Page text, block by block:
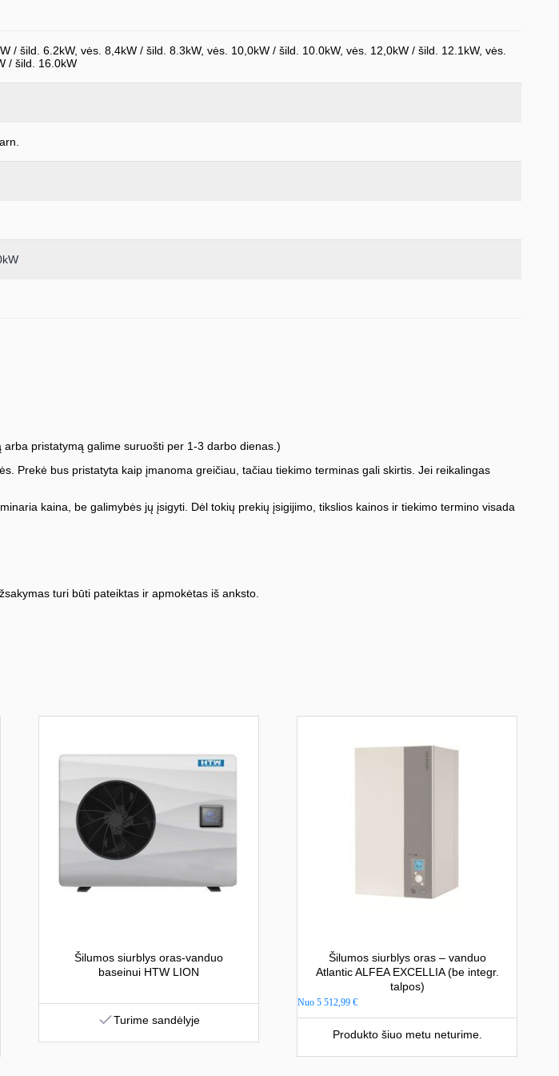
/ šild. 6.2kW, vės. 8,4kW / šild. 8.3kW, vės. 10,0kW / šild. 10.0kW, vės. 12,0kW / šild. 12.1kW, vės.
/ šild. 16.0kW
pristatymą galime suruošti per 1-3 darbo dienas.)
Prekė bus pristatyta kaip įmanoma greičiau, tačiau tiekimo terminas gali skirtis. Jei reikalingas
kaina, be galimybės jų įsigyti. Dėl tokių prekių įsigijimo, tikslios kainos ir tiekimo termino visada
turi būti pateiktas ir apmokėtas iš anksto.
Šilumos siurblys oras-vanduo
baseinui HTW LION
Turime sandėlyje
Šilumos siurblys oras – vanduo
Atlantic ALFEA EXCELLIA (be integr.
talpos)
Nuo5 512,99€
Produkto šiuo metu neturime.